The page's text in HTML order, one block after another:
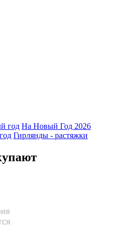
год На Новый Год 2026
Гирлянды - растяжки